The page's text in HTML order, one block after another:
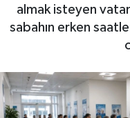
almak isteyen
sabahın erken
Haberde İnsan
Magazin